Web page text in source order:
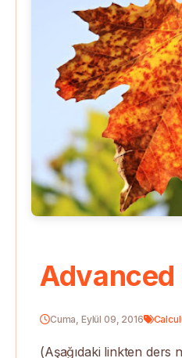
Cuma, Eylül 09, 2016
(Aşağıdaki linkten ders